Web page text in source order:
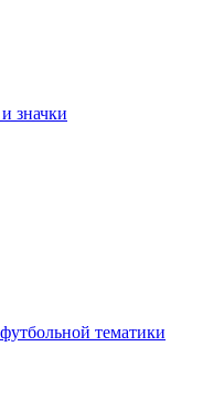
значки
тематики